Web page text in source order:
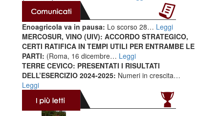
Enoagricola va in pausa: Lo scorso 28… Leggi
MERCOSUR, VINO (UIV): ACCORDO STRATEGICO,
CERTI RATIFICA IN TEMPI UTILI PER ENTRAMBE LE
PARTI: (Roma, 16 dicembre… Leggi
TERRE CEVICO: PRESENTATI I RISULTATI
DELL’ESERCIZIO 2024-2025: Numeri in crescita…
Leggi